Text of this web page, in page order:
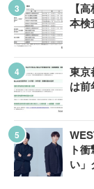
【
本検
東京
は前
ト
い」